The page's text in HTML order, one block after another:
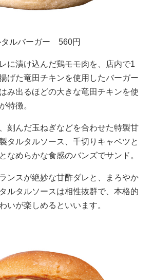
ルバーガー 560円
に漬け込んだ鶏モモ肉を、店内で1
げた竜田チキンを使用したバーガー
み出るほどの大きな竜田チキンを使
特徴。
刻んだ玉ねぎなどを合わせた特製甘
タルタルソース、千切りキャベツと
なめらかな食感のバンズでサンド。
ンスが絶妙な甘酢ダレと、まろやか
ルタルソースは相性抜群で、本格的
いが楽しめるといいます。